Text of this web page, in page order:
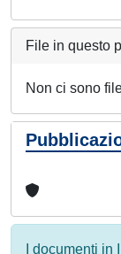
File in questo
Non ci sono
I documenti